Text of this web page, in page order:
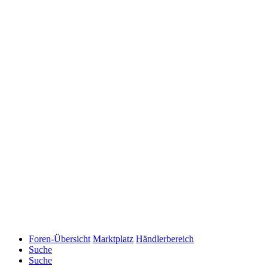
Foren-Übersicht Marktplatz Händlerbereich
Suche
Suche